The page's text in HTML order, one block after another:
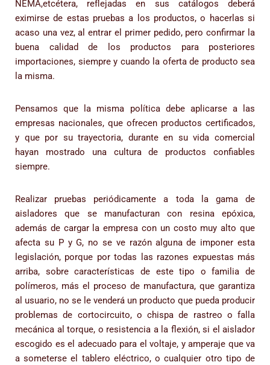
NEMA,etcétera, reflejadas en sus catálogos deberá
eximirse de estas pruebas a los productos, o hacerlas si
acaso una vez, al entrar el primer pedido, pero confirmar la
buena calidad de los productos para posteriores
importaciones, siempre y cuando la oferta de producto sea
la misma.
Pensamos que la misma política debe aplicarse a las
empresas nacionales, que ofrecen productos certificados,
y que por su trayectoria, durante en su vida comercial
hayan mostrado una cultura de productos confiables
siempre.
Realizar pruebas periódicamente a toda la gama de
aisladores que se manufacturan con resina epóxica,
además de cargar la empresa con un costo muy alto que
afecta su P y G, no se ve razón alguna de imponer esta
legislación, porque por todas las razones expuestas más
arriba, sobre características de este tipo o familia de
polímeros, más el proceso de manufactura, que garantiza
al usuario, no se le venderá un producto que pueda producir
problemas de cortocircuito, o chispa de rastreo o falla
mecánica al torque, o resistencia a la flexión, si el aislador
escogido es el adecuado para el voltaje, y amperaje que va
a someterse el tablero eléctrico, o cualquier otro tipo de